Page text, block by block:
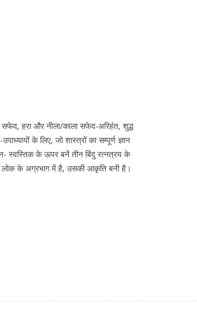
सफेद, हरा और नीला/काला सफेद-अरिहंत, शुद्ध
के लिए, जो शास्त्रों का सम्पूर्ण ज्ञान
स्वस्तिक के ऊपर बनें तीन बिंदु रत्नत्रय के
लोक के अग्रभाग में है, उसकी आकृति बनी है।